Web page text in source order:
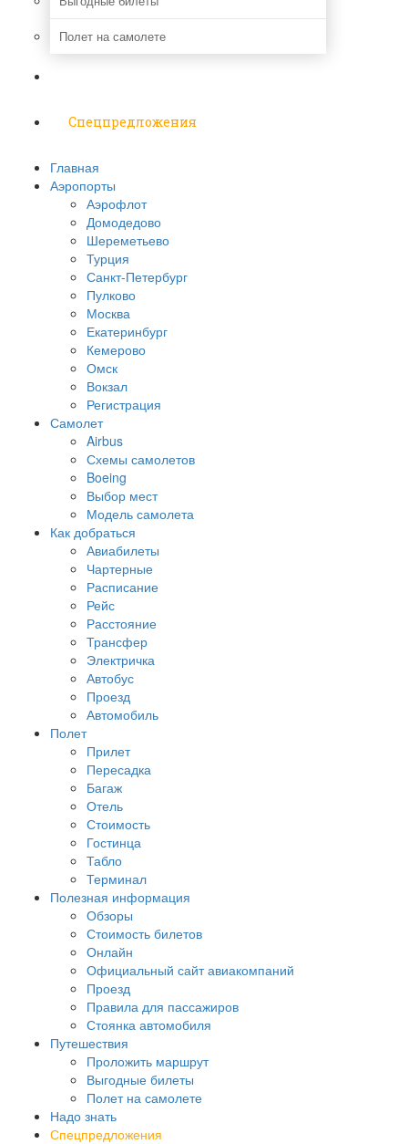
Полет на самолете
Спецпредложения
Главная
Аэропорты
Аэрофлот
Домодедово
Шереметьево
Турция
Санкт-Петербург
Пулково
Москва
Екатеринбург
Кемерово
Омск
Вокзал
Регистрация
Самолет
Airbus
Схемы самолетов
Boeing
Выбор мест
Модель самолета
Как добраться
Авиабилеты
Чартерные
Расписание
Рейс
Расстояние
Трансфер
Электричка
Автобус
Проезд
Автомобиль
Полет
Прилет
Пересадка
Багаж
Отель
Стоимость
Гостинца
Табло
Терминал
Полезная информация
Обзоры
Стоимость билетов
Онлайн
Официальный сайт авиакомпаний
Проезд
Правила для пассажиров
Стоянка автомобиля
Путешествия
Проложить маршрут
Выгодные билеты
Полет на самолете
Надо знать
Спецпредложения